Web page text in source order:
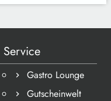
Service
Gastro Lounge
Gutscheinwelt